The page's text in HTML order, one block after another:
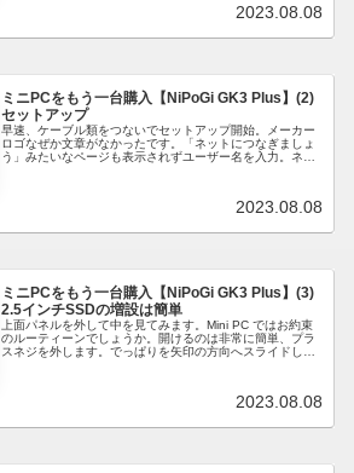
2023.08.08
ミニPCをもう一台購入【NiPoGi GK3 Plus】(2)
セットアップ
早速、ケーブル類をつないでセットアップ開始。メーカー
ロゴなぜか文章がなかったです。「ネットにつなぎましょ
う」みたいなページも表示されずユーザー名を入力。ネッ
2023.08.08
ミニPCをもう一台購入【NiPoGi GK3 Plus】(3)
2.5インチSSDの増設は簡単
上面パネルを外して中を見てみます。Mini PC ではお約束
のルーティーンでしょうか。開けるのは非常に簡単、プラ
スネジを外します。でっぱりを矢印の方向へスライドしま
2023.08.08